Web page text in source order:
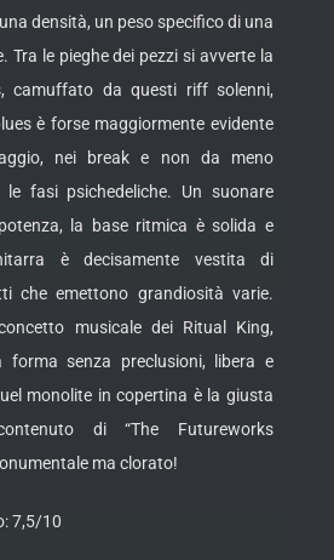
densità, un peso specifico di una
Tra le pieghe dei pezzi si avverte la
camuffato da questi riff solenni,
è forse maggiormente evidente
nei break e non da meno
fasi psichedeliche. Un suonare
la base ritmica è solida e
è decisamente vestita di
che emettono grandiosità varie.
musicale dei Ritual King,
forma senza preclusioni, libera e
monolite in copertina è la giusta
di “The Futureworks
ma clorato!
7,5/10